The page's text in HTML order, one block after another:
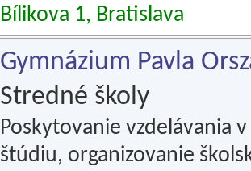
Bílikova 1, Bratislava
Gymnázium Pavla
Stredné školy
Poskytovanie vzdelávania
štúdiu, organizovanie